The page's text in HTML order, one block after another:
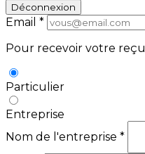
Déconnexion
Email *
Pour recevoir votre reçu
Particulier
Entreprise
Nom de l'entreprise *